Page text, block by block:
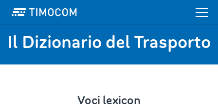
Il Dizionario del Trasporto
Voci lexicon